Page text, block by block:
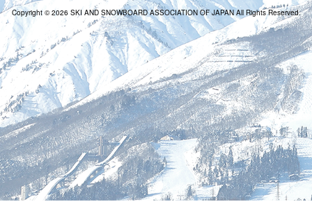
Copyright © 2026 SKI AND SNOWBOARD ASSOCIATION OF JAPAN All Rights Reserved.